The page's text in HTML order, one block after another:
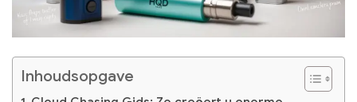
Inhoudsopgave